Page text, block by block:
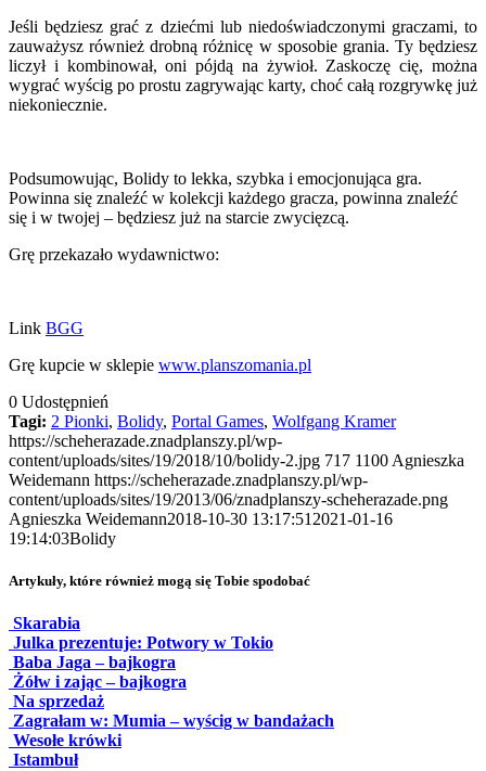
Jeśli będziesz grać z dziećmi lub niedoświadczonymi graczami, to
zauważysz również drobną różnicę w sposobie grania. Ty będziesz
liczył i kombinował, oni pójdą na żywioł. Zaskoczę cię, można
wygrać wyścig po prostu zagrywając karty, choć całą rozgrywkę już
niekoniecznie.
Podsumowując, Bolidy to lekka, szybka i emocjonująca gra.
Powinna się znaleźć w kolekcji każdego gracza, powinna znaleźć
się i w twojej – będziesz już na starcie zwycięzcą.
Grę przekazało wydawnictwo:
Link BGG
Grę kupcie w sklepie www.planszomania.pl
0 Udostępnień
Tagi: 2 Pionki, Bolidy, Portal Games, Wolfgang Kramer
https://scheherazade.znadplanszy.pl/wp-
content/uploads/sites/19/2018/10/bolidy-2.jpg 717 1100 Agnieszka
Weidemann https://scheherazade.znadplanszy.pl/wp-
content/uploads/sites/19/2013/06/znadplanszy-scheherazade.png
Agnieszka Weidemann2018-10-30 13:17:51 2021-01-16
19:14:03Bolidy
Artykuły, które również mogą się Tobie spodobać
Skarabia
Julka prezentuje: Potwory w Tokio
Baba Jaga – bajkogra
Żółw i zając – bajkogra
Na sprzedaż
Zagrałam w: Mumia – wyścig w bandażach
Wesołe krówki
Istambuł